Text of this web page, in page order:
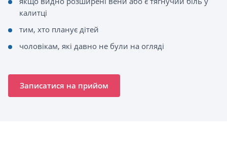
калитці
тим, хто планує дітей
чоловікам, які давно не були на огляді
Записатися на прийом